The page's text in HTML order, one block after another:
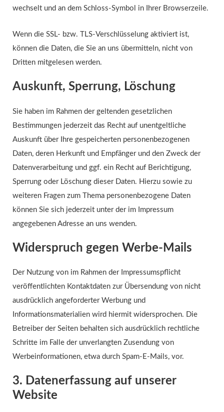
wechselt und an dem Schloss-Symbol in Ihrer Browserzeile.
Wenn die SSL- bzw. TLS-Verschlüsselung aktiviert ist,
können die Daten, die Sie an uns übermitteln, nicht von
Dritten mitgelesen werden.
Auskunft, Sperrung, Löschung
Sie haben im Rahmen der geltenden gesetzlichen
Bestimmungen jederzeit das Recht auf unentgeltliche
Auskunft über Ihre gespeicherten personenbezogenen
Daten, deren Herkunft und Empfänger und den Zweck der
Datenverarbeitung und ggf. ein Recht auf Berichtigung,
Sperrung oder Löschung dieser Daten. Hierzu sowie zu
weiteren Fragen zum Thema personenbezogene Daten
können Sie sich jederzeit unter der im Impressum
angegebenen Adresse an uns wenden.
Widerspruch gegen Werbe-Mails
Der Nutzung von im Rahmen der Impressumspflicht
veröffentlichten Kontaktdaten zur Übersendung von nicht
ausdrücklich angeforderter Werbung und
Informationsmaterialien wird hiermit widersprochen. Die
Betreiber der Seiten behalten sich ausdrücklich rechtliche
Schritte im Falle der unverlangten Zusendung von
Werbeinformationen, etwa durch Spam-E-Mails, vor.
3. Datenerfassung auf unserer
Website